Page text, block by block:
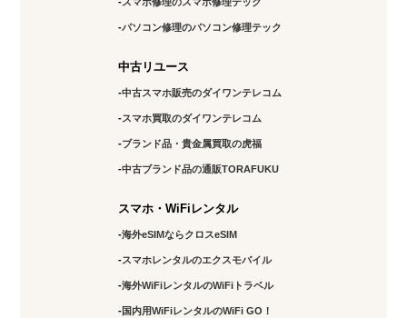
パソコン修理のパソコン修理テック
中古リユース
中古スマホ販売のダイワンテレコム
スマホ買取のダイワンテレコム
ブランド品・貴金属買取の虎福
中古ブランド品の通販TORAFUKU
スマホ・WiFiレンタル
海外eSIMならクロスeSIM
スマホレンタルのエクスモバイル
海外WiFiレンタルのWiFiトラベル
国内用WiFiレンタルのWiFi GO！